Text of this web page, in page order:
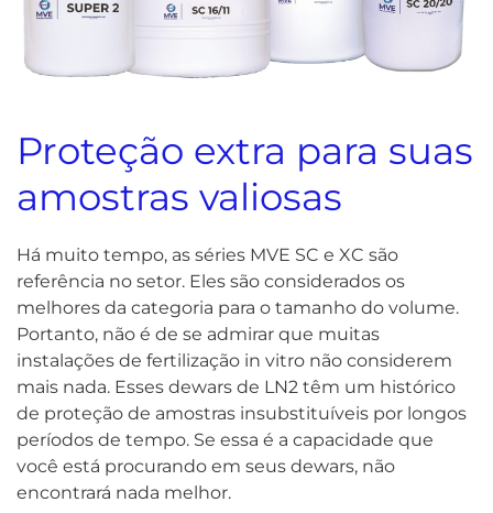
Proteção extra para suas
amostras valiosas
Há muito tempo, as séries MVE SC e XC são
referência no setor. Eles são considerados os
melhores da categoria para o tamanho do volume.
Portanto, não é de se admirar que muitas
instalações de fertilização in vitro não considerem
mais nada. Esses dewars de LN2 têm um histórico
de proteção de amostras insubstituíveis por longos
períodos de tempo. Se essa é a capacidade que
você está procurando em seus dewars, não
encontrará nada melhor.